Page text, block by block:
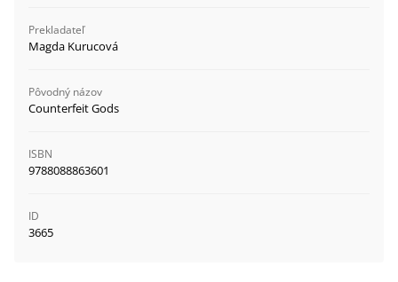
Prekladateľ
Magda Kurucová
Pôvodný názov
Counterfeit Gods
ISBN
9788088863601
ID
3665